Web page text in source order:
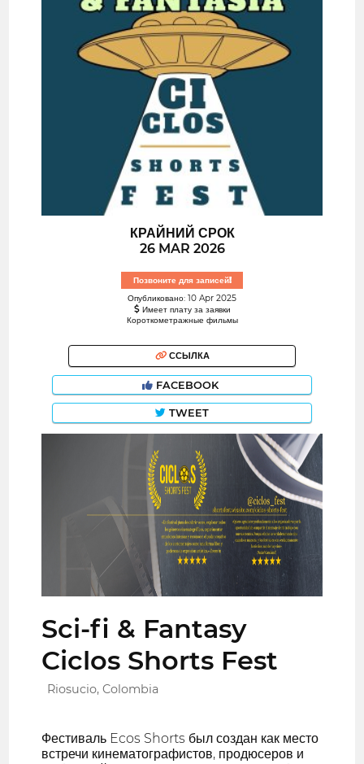
КРАЙНИЙ СРОК
26 MAR 2026
Позвоните для записей!
Опубликовано: 10 Apr 2025
Имеет плату за заявки
Короткометражные фильмы
ССЫЛКА
FACEBOOK
TWEET
Sci-fi & Fantasy
Ciclos Shorts Fest
Riosucio, Colombia
Фестиваль Ecos Shorts был создан как место
встречи кинематографистов, продюсеров и